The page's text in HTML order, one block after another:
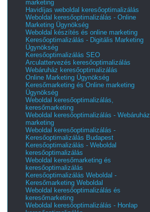
marketing
Havidíjas weboldal keresőoptimalizálás
Weboldal keresőoptimalizálás - Online
Marketing Ügynökség
Weboldal készítés és online marketing
Keresőoptimalizálás - Digitális Marketing
Ügynökség
Keresőoptimalizálás SEO
Arculattervezés keresőoptimalizálás
Webáruház keresőoptimalizálás
Online Marketing Ügynökség
Keresőmarketing és Online marketing
Ügynökség
Weboldal keresőoptimalizálás,
keresőmarketing
Weboldal keresőoptimalizálás - Webáruház
marketing
Weboldal keresőoptimalizálás -
Keresőoptimalizálás Budapest
Keresőoptimalizálás - Weboldal
keresőoptimalizálás
Weboldal keresőmarketing és
keresőoptimalizálás
Keresőoptimalizálás Weboldal -
Keresőmarketing Weboldal
Weboldal keresőoptimalizálás és
keresőmarketing
Weboldal keresőoptimalizálás - Honlap